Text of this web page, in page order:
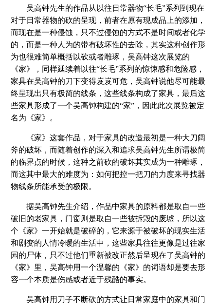
吴高钟先生的作品从以往日常器物“长毛”系列到现在
对于日常器物的砍的呈现，前者在原有现成品上的添加，
而现在是一种侵蚀，只不过侵蚀的方式不是时间或者化学
的，而是一种人为的带有破坏性的去除，其实这种创作形
为也很难简单概括以砍或者雕琢，吴高钟这次展览的
《家》，同样延续着以往“长毛”系列的惊悚感和危险感，
家具在吴高钟的刀下变得岌岌可危，吴高钟说他尽可能最
终呈现出只有极简的线条，这些线条构成了家具，最后这
些家具形成了一个吴高钟构建的“家”，因此此次展览被定
名为《家》。
《家》这套作品，对于家具的改造最初是一种大刀阔
斧的破坏，而随着创作的深入和追求吴高钟先生所谓极简
的临界点的时候，这种之前砍的破坏其实成为一种雕琢，
而这其中最大的难度为：如何把控一把刀的力度来寻找器
物线条所能承受的极限。
据吴高钟先生介绍，作品中家具的原料都是取自一些
破旧的老家具，门窗则是取自一些被拆毁的废墟，所以这
个《家》一开始就是破碎的，它来源于被破坏的现实生活
和剧变的人情冷暖的生活中，这些家具往往更像是过往家
园的尸体，只不过他们重新被改正然后呈现在了吴高钟的
《家》里，吴高钟用一个温馨的《家》的词语却是要去形
容一个本质是伤感或者近于残酷的事实。
吴高钟用刀子不断砍的方式让日常家庭中的家具和门